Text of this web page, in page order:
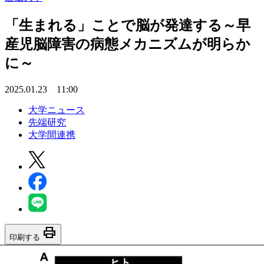
「生まれる」ことで脳が発達する～早
産児脳障害の病態メカニズムが明らか
に～
2025.01.23 11:00
大学ニュース
先端研究
大学間連携
印刷する print